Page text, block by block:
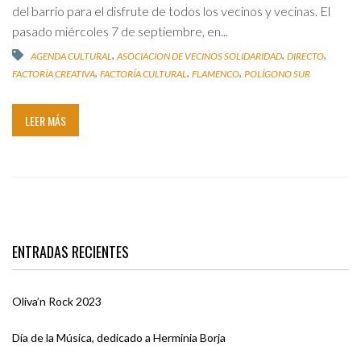
del barrio para el disfrute de todos los vecinos y vecinas. El
pasado miércoles 7 de septiembre, en...
AGENDA CULTURAL , ASOCIACION DE VECINOS SOLIDARIDAD, DIRECTO,
FACTORÍA CREATIVA, FACTORÍA CULTURAL , FLAMENCO, POLÍGONO SUR
LEER MÁS
ENTRADAS RECIENTES
Oliva’n Rock 2023
Día de la Música, dedicado a Herminia Borja